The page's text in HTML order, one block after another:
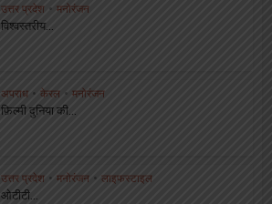
उत्तर प्रदेश • मनोरंजन
विश्वस्तरीय...
अपराध • केरल • मनोरंजन
फ़िल्मी दुनिया की...
उत्तर प्रदेश • मनोरंजन • लाइफस्टाइल
ओटीटी...